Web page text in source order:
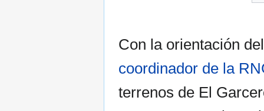
Con la orientación
coordinador de la
terrenos de El